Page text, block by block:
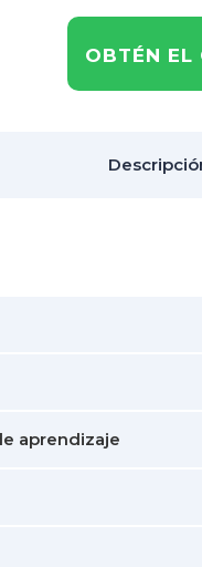
OBTÉN EL
aprendizaje